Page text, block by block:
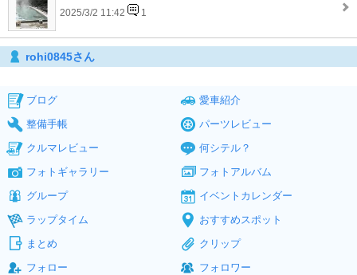
2025/3/2 11:42 1
rohi0845さん
ブログ
愛車紹介
整備手帳
パーツレビュー
クルマレビュー
何シテル？
フォトギャラリー
フォトアルバム
グループ
イベントカレンダー
ラップタイム
おすすめスポット
まとめ
クリップ
フォロー
フォロワー